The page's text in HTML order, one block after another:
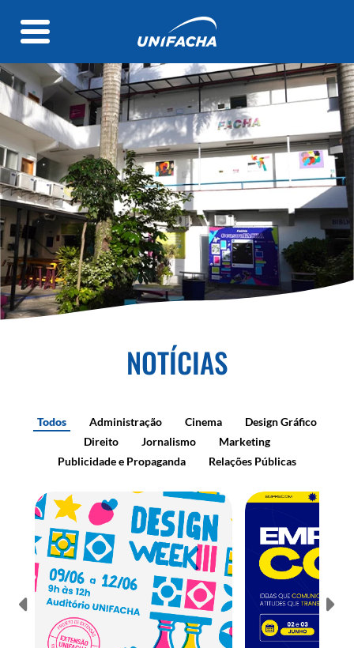
NOTÍCIAS
Todos Administração Cinema
Design Gráfico
Direito
Jornalismo
Marketing
Publicidade e Propaganda
Relações Públicas